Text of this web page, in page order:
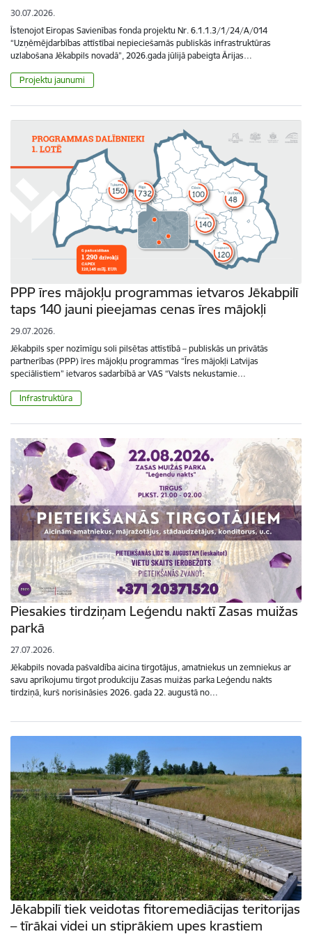
30.07.2026.
Īstenojot Eiropas Savienības fonda projektu Nr. 6.1.1.3/1/24/A/014
“Uzņēmējdarbības attīstībai nepieciešamās publiskās infrastruktūras
uzlabošana Jēkabpils novadā”, 2026.gada jūlijā pabeigta Ārijas…
Projektu jaunumi
PPP īres mājokļu programmas ietvaros Jēkabpilī
taps 140 jauni pieejamas cenas īres mājokļi
29.07.2026.
Jēkabpils sper nozīmīgu soli pilsētas attīstībā – publiskās un privātās
partnerības (PPP) īres mājokļu programmas “Īres mājokļi Latvijas
speciālistiem” ietvaros sadarbībā ar VAS “Valsts nekustamie…
Infrastruktūra
Piesakies tirdziņam Leģendu naktī Zasas muižas
parkā
27.07.2026.
Jēkabpils novada pašvaldība aicina tirgotājus, amatniekus un zemniekus ar
savu aprīkojumu tirgot produkciju Zasas muižas parka Leģendu nakts
tirdziņā, kurš norisināsies 2026. gada 22. augustā no…
Jēkabpilī tiek veidotas fitoremediācijas teritorijas
– tīrākai videi un stiprākiem upes krastiem